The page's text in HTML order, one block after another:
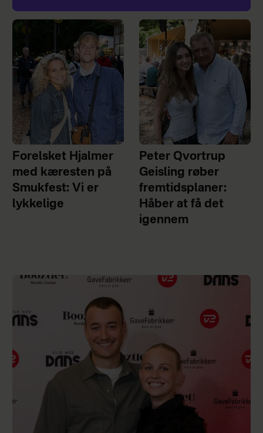
Forelsket Hjalmer
med kæresten på
Smukfest: Vi er
lykkelige
Peter Qvortrup
Geisling røber
fremtidsplaner:
Håber at få det
igennem